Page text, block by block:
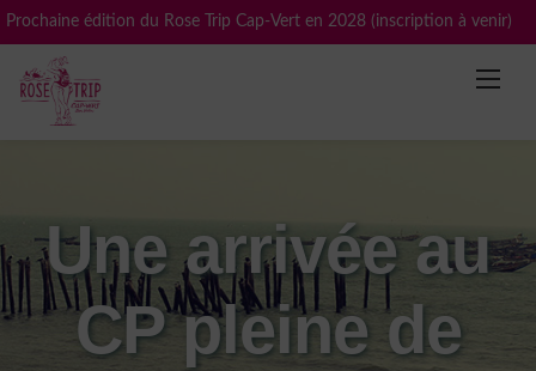
Prochaine édition du Rose Trip Cap-Vert en 2028 (inscription à venir)
Skip
content
Une arrivée au
CP pleine de